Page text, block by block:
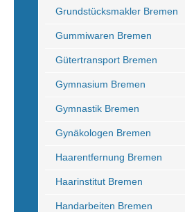
Grundstücksmakler Bremen
Gummiwaren Bremen
Gütertransport Bremen
Gymnasium Bremen
Gymnastik Bremen
Gynäkologen Bremen
Haarentfernung Bremen
Haarinstitut Bremen
Handarbeiten Bremen